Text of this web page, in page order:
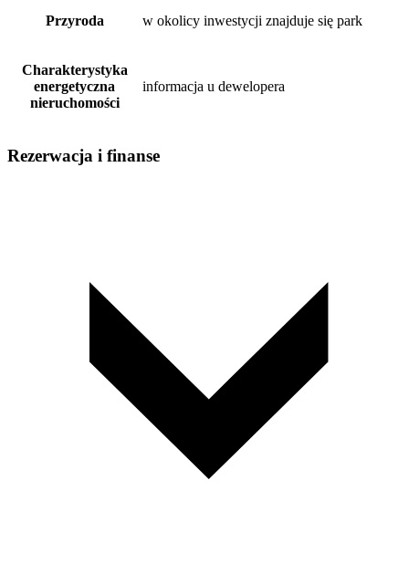
Przyroda w okolicy inwestycji znajduje się park
Charakterystyka
energetyczna
nieruchomości
informacja u dewelopera
Rezerwacja i finanse